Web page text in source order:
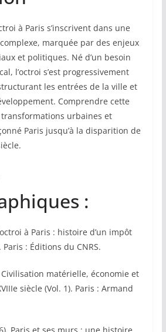
à Paris s’inscrivent dans une
marquée par des enjeux
et politiques. Né d’un besoin
l’octroi s’est progressivement
les entrées de la ville et
Comprendre cette
urbaines et
Paris jusqu’à la disparition de
:
à Paris : histoire d’un impôt
: Éditions du CNRS.
Civilisation matérielle, économie et
siècle (Vol. 1). Paris : Armand